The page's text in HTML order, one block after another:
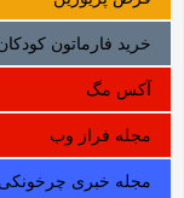
خرید فارماتون کودکان
آکس مگ
مجله فراز وب
مجله خبری چرخونکی